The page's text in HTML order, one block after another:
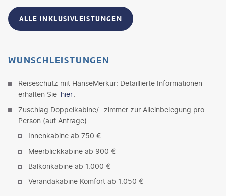
ALLE INKLUSIVLEISTUNGEN
WUNSCHLEISTUNGEN
Reiseschutz mit HanseMerkur: Detaillierte Informationen
erhalten Sie hier
Zuschlag Doppelkabine/ -zimmer zur Alleinbelegung pro
Person (auf Anfrage)
Innenkabine ab 750 €
Meerblickkabine ab 900 €
Balkonkabine ab 1.000 €
Verandakabine Komfort ab 1.050 €